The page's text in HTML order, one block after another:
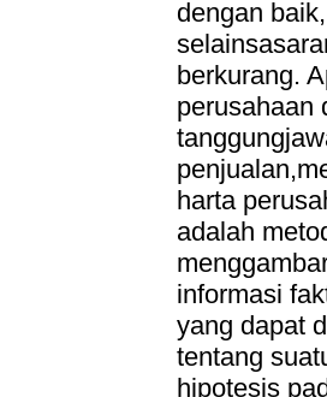
dengan
berkurang.
perusahaan
harta
adalah
informasi
yang dapat
tentang
hipotesis